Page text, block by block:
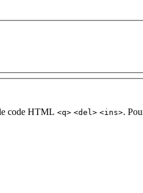
code HTML <q> <del> <ins>.